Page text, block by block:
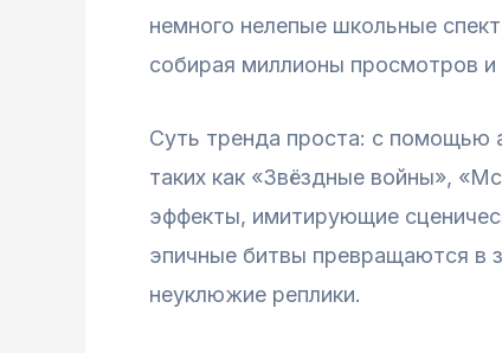
немного нелепые школьные
собирая миллионы просмотров и
Суть тренда проста: с помощью
таких как «Звёздные войны»,
эффекты, имитирующие
эпичные битвы превращаются в
неуклюжие реплики.